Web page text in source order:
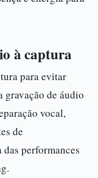
à captura
para evitar
gravação de áudio
vocal,
de
performances